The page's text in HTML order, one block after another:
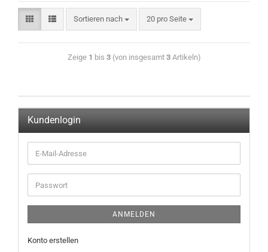
Sortieren nach 20 pro Seite
Zeige 1 bis 3(von insgesamt 3Artikeln)
Kundenlogin
ANMELDEN
Konto erstellen